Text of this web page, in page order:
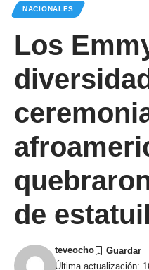
NACIONALES
Los
de
Última actualización:
teveocho